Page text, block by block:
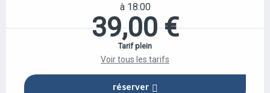
à 18:00
39,00 €
Tarif plein
Voir tous les tarifs
RÉSERVER